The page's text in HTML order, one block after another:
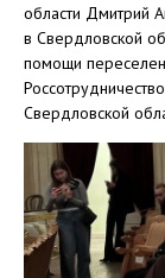
области Дмитрий
в Свердловской
помощи
Свердловской